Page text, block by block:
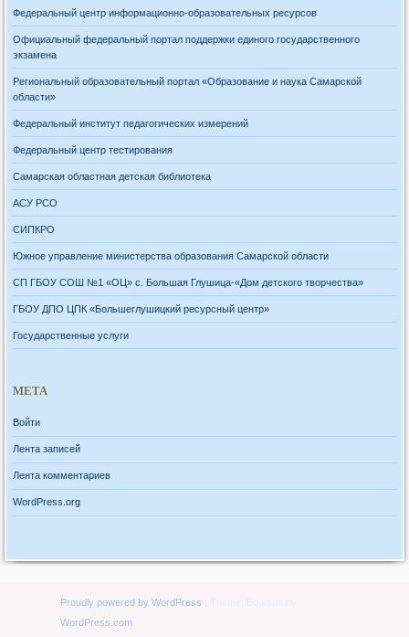
Федеральный центр информационно-образовательных ресурсов
Официальный федеральный портал поддержки единого государственного
экзамена
Региональный образовательный портал «Образование и наука Самарской
области»
Федеральный институт педагогических измерений
Федеральный центр тестирования
Самарская областная детская библиотека
АСУ РСО
СИПКРО
Южное управление министерства образования Самарской области
СП ГБОУ СОШ №1 «ОЦ» с. Большая Глушица-«Дом детского творчества»
ГБОУ ДПО ЦПК «Большеглушицкий ресурсный центр»
Государственные услуги
МЕТА
Войти
Лента записей
Лента комментариев
WordPress.org
Proudly powered by WordPress
WordPress.com